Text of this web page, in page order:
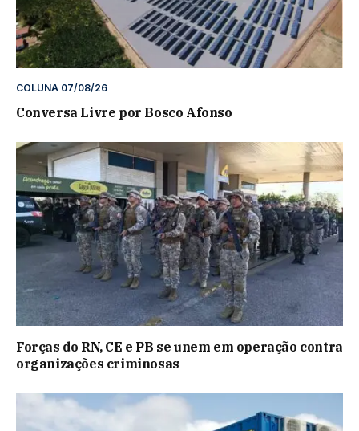
COLUNA 07/08/26
Conversa Livre por Bosco Afonso
Forças do RN, CE e PB se unem em operação contra
organizações criminosas